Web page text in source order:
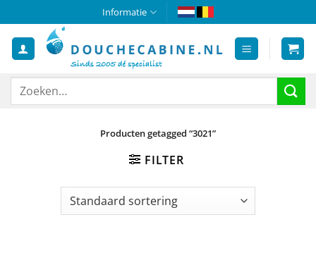
naar
inhoud
Informatie
Zoeken
Producten getagged “3021”
FILTER